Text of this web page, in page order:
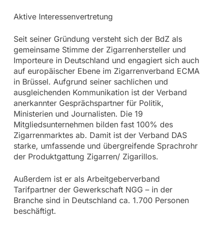
Aktive Interessenvertretung
Seit seiner Gründung versteht sich der BdZ als
gemeinsame Stimme der Zigarrenhersteller und
Importeure in Deutschland und engagiert sich auch
auf europäischer Ebene im Zigarrenverband ECMA
in Brüssel. Aufgrund seiner sachlichen und
ausgleichenden Kommunikation ist der Verband
anerkannter Gesprächspartner für Politik,
Ministerien und Journalisten. Die 19
Mitgliedsunternehmen bilden fast 100% des
Zigarrenmarktes ab. Damit ist der Verband DAS
starke, umfassende und übergreifende Sprachrohr
der Produktgattung Zigarren/ Zigarillos.
Außerdem ist er als Arbeitgeberverband
Tarifpartner der Gewerkschaft NGG – in der
Branche sind in Deutschland ca. 1.700 Personen
beschäftigt.